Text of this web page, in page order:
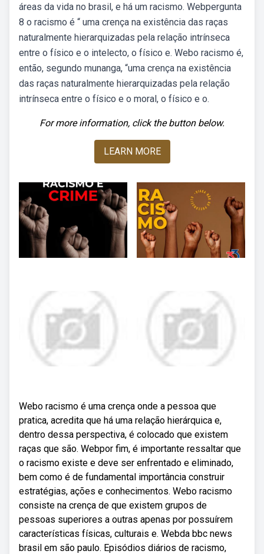
áreas da vida no brasil, e há um racismo. Webpergunta
8 o racismo é “ uma crença na existência das raças
naturalmente hierarquizadas pela relação intrínseca
entre o físico e o intelecto, o físico e. Webo racismo é,
então, segundo munanga, “uma crença na existência
das raças naturalmente hierarquizadas pela relação
intrínseca entre o físico e o moral, o físico e o.
For more information, click the button below.
LEARN MORE
Webo racismo é uma crença onde a pessoa que
pratica, acredita que há uma relação hierárquica e,
dentro dessa perspectiva, é colocado que existem
raças que são. Webpor fim, é importante ressaltar que
o racismo existe e deve ser enfrentado e eliminado,
bem como é de fundamental importância construir
estratégias, ações e conhecimentos. Webo racismo
consiste na crença de que existem grupos de
pessoas superiores a outras apenas por possuírem
características físicas, culturais e. Webda bbc news
brasil em são paulo. Episódios diários de racismo,